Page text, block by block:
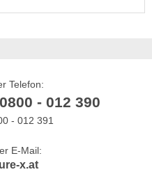
Telefon:
- 012 390
- 012 391
E-Mail:
x.at